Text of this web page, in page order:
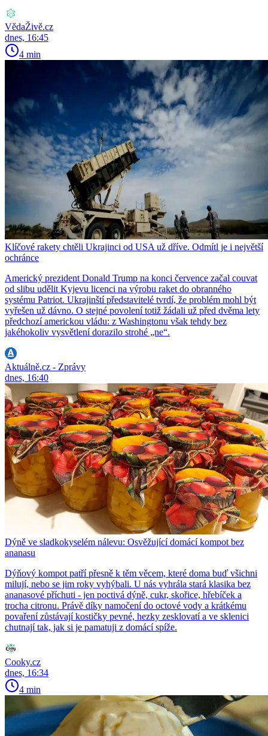
VědaŽivě.cz
dnes, 16:45
4 min
Klíčové rakety chtěli Ukrajinci od USA už dříve. Odmítl je i největší
ochránce
Americký prezident Donald Trump na konci července začal couvat
od slibu udělit Kyjevu licenci na výrobu raket do obranného
systému Patriot. Ukrajinští představitelé tvrdí, že problém mohl být
vyřešen už dávno. O stejné povolení totiž žádali už před dvěma lety
předchozí americkou vládu: z Washingtonu však tehdy bez
jakéhokoliv vysvětlení dorazilo strohé „ne“.
Aktuálně.cz - Zprávy
dnes, 16:40
Dýně ve sladkokyselém nálevu: Osvěžující domácí kompot bez
ananasu
Dýňový kompot patří přesně k těm věcem, které doma buď všichni
milují, nebo se jim roky vyhýbali. U nás vyhrála stará klasika bez
ananasové příchuti - jen poctivá dýně, cukr, skořice, hřebíček a
trocha citronu. Právě díky namočení do octové vody a krátkému
povaření zůstávají kostičky pevné, hezky zesklovatí a ve sklenici
chutnají tak, jak si je pamatuji z domácí spíže.
Cooky.cz
dnes, 16:34
4 min